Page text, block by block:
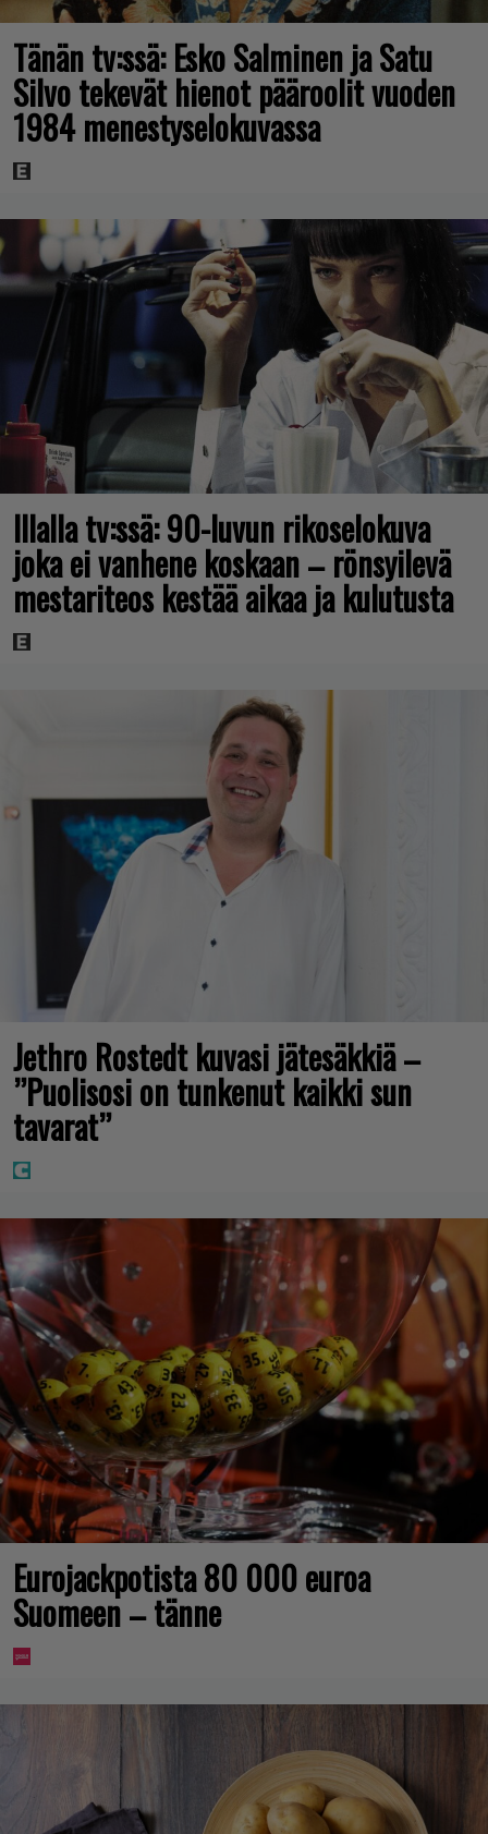
Tänän tv:ssä: Esko Salminen ja Satu
Silvo tekevät hienot pääroolit vuoden
1984 menestyselokuvassa
Illalla tv:ssä: 90-luvun rikoselokuva
joka ei vanhene koskaan – rönsyilevä
mestariteos kestää aikaa ja kulutusta
Jethro Rostedt kuvasi jätesäkkiä –
”Puolisosi on tunkenut kaikki sun
tavarat”
Eurojackpotista 80 000 euroa
Suomeen – tänne